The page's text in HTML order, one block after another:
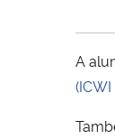
A